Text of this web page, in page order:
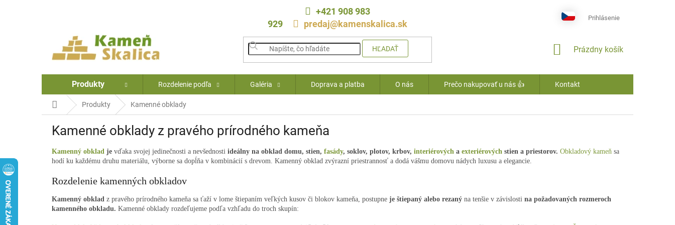
+421 908 983
929
predaj@kamenskalica.sk
Prihlásenie
HĽADAŤ
NÁKUPNÝ
Prázdny košík
Produkty Rozdelenie podľa Galéria Doprava a platba O nás Prečo nakupovať u nás 👍 Kontakt
DomovProdukty Kamenné obklady
Kamenné obklady z pravého prírodného kameňa
Kamenný obklad je vďaka svojej jedinečnosti a nevšednosti ideálny na obklad domu, stien, fasády, soklov, plotov, krbov, interiérových a exteriérových stien a priestorov. Obkladový kameň sa
hodí ku každému druhu materiálu, výborne sa dopĺňa v kombinácií s drevom. Kamenný obklad zvýrazní priestrannosť a dodá vášmu domovu nádych luxusu a elegancie.
Rozdelenie kamenných obkladov
Kamenný obklad z pravého prírodného kameňa sa ťaží v lome štiepaním veľkých kusov či blokov kameňa, postupne je štiepaný alebo rezaný na tenšie v závislosti na požadovaných rozmeroch
kamenného obkladu. Kamenné obklady rozdeľujeme podľa vzhľadu do troch skupín: